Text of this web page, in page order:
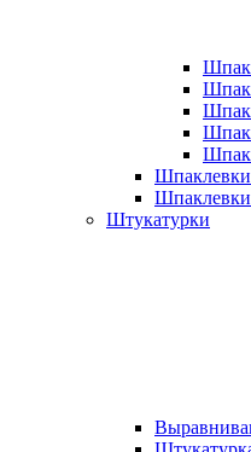
Шпаклевки
Штукатурки